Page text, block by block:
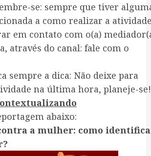
se: sempre que tiver
a como realizar a
em contato com o(a)
através do canal: fale com o
sempre a dica: Não deixe para
na última hora, planeje-se!
abaixo:
a mulher: como